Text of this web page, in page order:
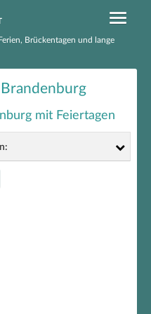
Brückentagen und lange
mit Feiertagen